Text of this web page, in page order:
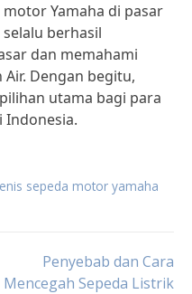
Yamaha di pasar
berhasil
dan memahami
Dengan begitu,
utama bagi para
Indonesia.
sepeda motor yamaha
Penyebab dan Cara
Mencegah Sepeda Listrik